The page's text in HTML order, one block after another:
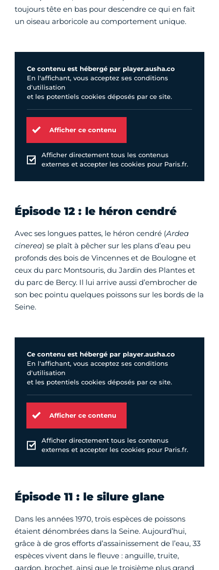
toujours tête en bas pour descendre ce qui en fait
un oiseau arboricole au comportement unique.
Ce contenu est hébergé par player.ausha.co
En l'affichant, vous acceptez ses conditions
d'utilisation
et les potentiels cookies déposés par ce site.
Afficher ce contenu
Afficher directement tous les contenus
externes et accepter les cookies pour Paris.fr.
Épisode 12 : le héron cendré
Avec ses longues pattes, le héron cendré (Ardea
cinerea) se plaît à pêcher sur les plans d’eau peu
profonds des bois de Vincennes et de Boulogne et
ceux du parc Montsouris, du Jardin des Plantes et
du parc de Bercy. Il lui arrive aussi d’embrocher de
son bec pointu quelques poissons sur les bords de la
Seine.
Ce contenu est hébergé par player.ausha.co
En l'affichant, vous acceptez ses conditions
d'utilisation
et les potentiels cookies déposés par ce site.
Afficher ce contenu
Afficher directement tous les contenus
externes et accepter les cookies pour Paris.fr.
Épisode 11 : le silure glane
Dans les années 1970, trois espèces de poissons
étaient dénombrées dans la Seine. Aujourd’hui,
grâce à de gros efforts d’assainissement de l’eau, 33
espèces vivent dans le fleuve : anguille, truite,
gardon, brochet, ainsi que le troisième plus grand